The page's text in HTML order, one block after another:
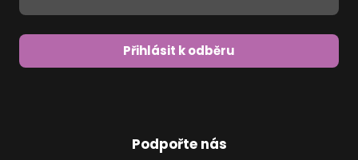
Přihlásit k odběru
Podpořte nás